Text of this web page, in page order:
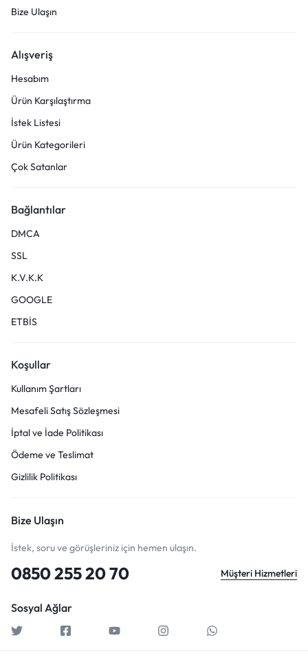
Bize Ulaşın
Alışveriş
Hesabım
Ürün Karşılaştırma
İstek Listesi
Ürün Kategorileri
Çok Satanlar
Bağlantılar
DMCA
SSL
K.V.K.K
GOOGLE
ETBİS
Koşullar
Kullanım Şartları
Mesafeli Satış Sözleşmesi
İptal ve İade Politikası
Ödeme ve Teslimat
Gizlilik Politikası
Bize Ulaşın
İstek, soru ve görüşleriniz için hemen ulaşın.
0850 255 20 70 Müşteri Hizmetleri
Sosyal Ağlar